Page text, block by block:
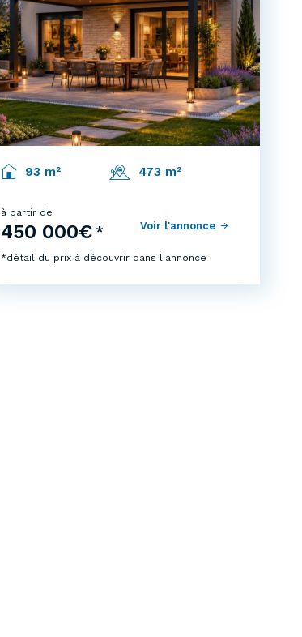
93 m² 473 m²
à partir de
450 000€ * Voir l'annonce
*détail du prix à découvrir dans l'annonce